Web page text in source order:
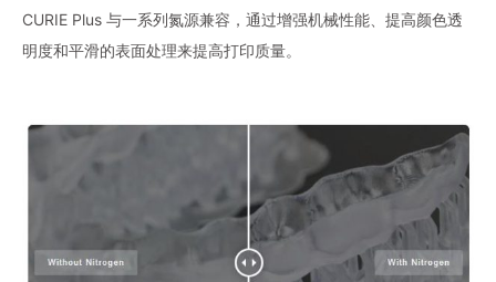
CURIE Plus 与一系列氮源兼容，通过增强机械性能、提高颜色透
明度和平滑的表面处理来提高打印质量。